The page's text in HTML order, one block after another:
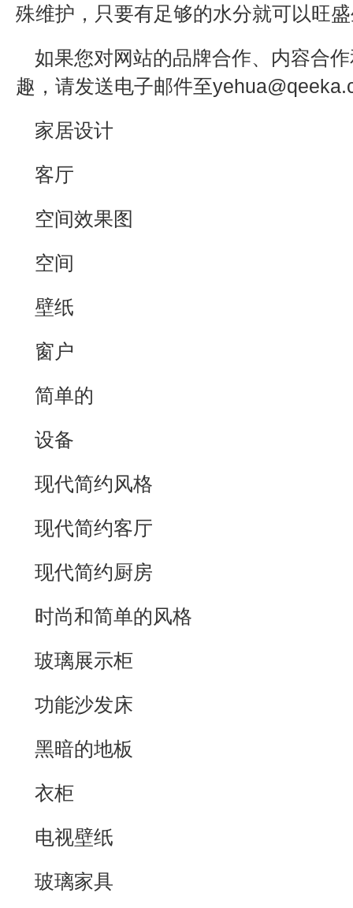
殊维护，只要有足够的水分就可以旺
如果您对网站的品牌合作、内容合
趣，请发送电子邮件至
家居设计
客厅
空间效果图
空间
壁纸
窗户
简单的
设备
现代简约风格
现代简约客厅
现代简约厨房
时尚和简单的风格
玻璃展示柜
功能沙发床
黑暗的地板
衣柜
电视壁纸
玻璃家具